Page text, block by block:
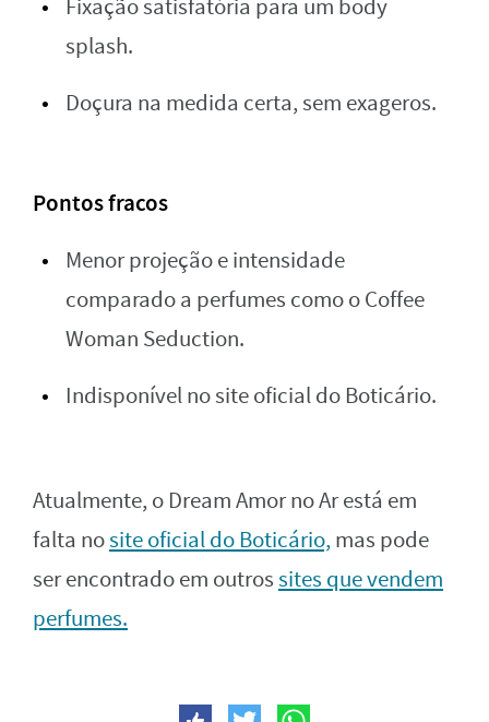
Fixação satisfatória para um body
splash.
Doçura na medida certa, sem exageros.
Pontos fracos
Menor projeção e intensidade
comparado a perfumes como o Coffee
Woman Seduction.
Indisponível no site oficial do Boticário.
Atualmente, o Dream Amor no Ar está em
falta nosite oficial do Boticário,mas pode
ser encontrado em outrossites que vendem
perfumes.